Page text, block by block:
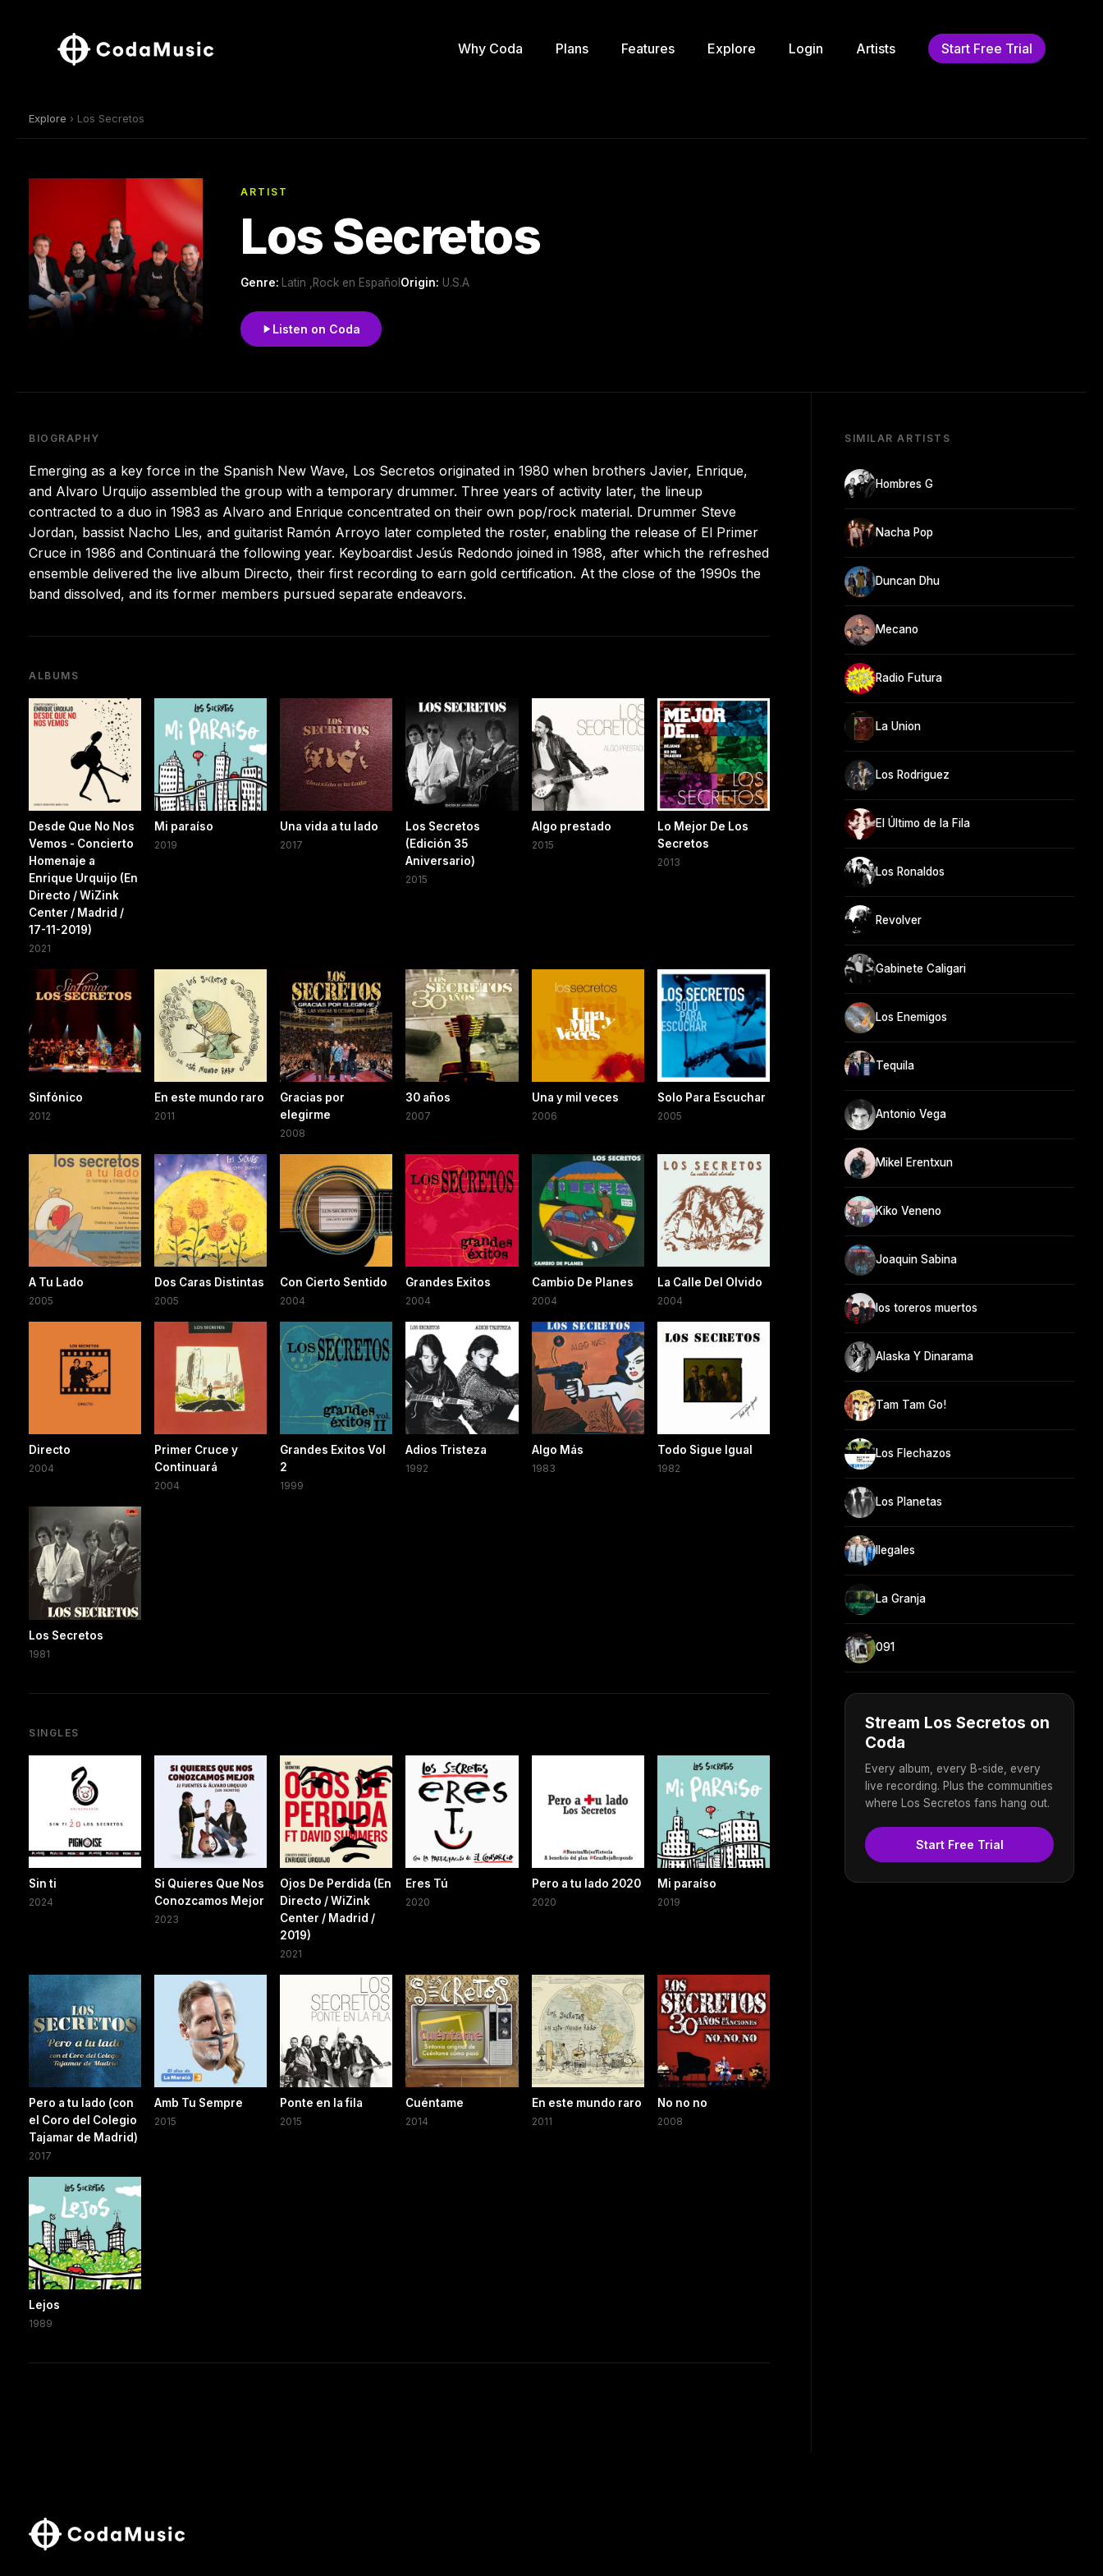
Why Coda Plans Features Explore Login Artists Start Free Trial
Explore › Los Secretos
ARTIST
Los Secretos
Genre: Latin ,Rock en Español Origin: U.S.A
Listen on Coda
BIOGRAPHY
Emerging as a key force in the Spanish New Wave, Los Secretos originated in 1980 when brothers Javier, Enrique,
and Alvaro Urquijo assembled the group with a temporary drummer. Three years of activity later, the lineup
contracted to a duo in 1983 as Alvaro and Enrique concentrated on their own pop/rock material. Drummer Steve
Jordan, bassist Nacho Lles, and guitarist Ramón Arroyo later completed the roster, enabling the release of El Primer
Cruce in 1986 and Continuará the following year. Keyboardist Jesús Redondo joined in 1988, after which the refreshed
ensemble delivered the live album Directo, their first recording to earn gold certification. At the close of the 1990s the
band dissolved, and its former members pursued separate endeavors.
ALBUMS
Desde Que No Nos
Vemos - Concierto
Homenaje a
Enrique Urquijo (En
Directo / WiZink
Center / Madrid /
17-11-2019)
2021
Mi paraíso
2019
Una vida a tu lado
2017
Los Secretos
(Edición 35
Aniversario)
2015
Algo prestado
2015
Lo Mejor De Los
Secretos
2013
Sinfónico
2012
En este mundo raro
2011
Gracias por
elegirme
2008
30 años
2007
Una y mil veces
2006
Solo Para Escuchar
2005
A Tu Lado
2005
Dos Caras Distintas
2005
Con Cierto Sentido
2004
Grandes Exitos
2004
Cambio De Planes
2004
La Calle Del Olvido
2004
Directo
2004
Primer Cruce y
Continuará
2004
Grandes Exitos Vol
2
1999
Adios Tristeza
1992
Algo Más
1983
Todo Sigue Igual
1982
Los Secretos
1981
SINGLES
Sin ti
2024
Si Quieres Que Nos
Conozcamos Mejor
2023
Ojos De Perdida (En
Directo / WiZink
Center / Madrid /
2019)
2021
Eres Tú
2020
Pero a tu lado 2020
2020
Mi paraíso
2019
Pero a tu lado (con
el Coro del Colegio
Tajamar de Madrid)
2017
Amb Tu Sempre
2015
Ponte en la fila
2015
Cuéntame
2014
En este mundo raro
2011
No no no
2008
Lejos
1989
SIMILAR ARTISTS
Hombres G
Nacha Pop
Duncan Dhu
Mecano
Radio Futura
La Union
Los Rodriguez
El Último de la Fila
Los Ronaldos
Revolver
Gabinete Caligari
Los Enemigos
Tequila
Antonio Vega
Mikel Erentxun
Kiko Veneno
Joaquin Sabina
los toreros muertos
Alaska Y Dinarama
Tam Tam Go!
Los Flechazos
Los Planetas
Ilegales
La Granja
091
Stream Los Secretos on
Coda
Every album, every B-side, every
live recording. Plus the communities
where Los Secretos fans hang out.
Start Free Trial